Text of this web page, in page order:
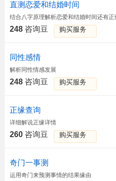
直测恋爱和结婚时间
结合八字原理解析恋爱和结婚时间还有正
248 咨询豆 购买服务
同性感情
解析同性情感发展
248 咨询豆 购买服务
正缘查询
详细解说正缘详情
260 咨询豆 购买服务
奇门一事测
运用奇门来预测事情的结果缘由